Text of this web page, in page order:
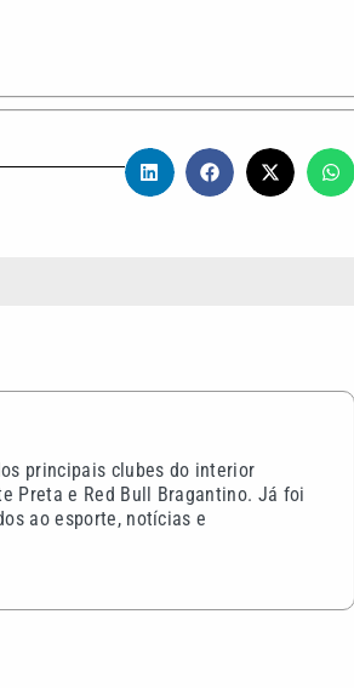
principais clubes do interior
Preta e Red Bull Bragantino. Já foi
ao esporte, notícias e